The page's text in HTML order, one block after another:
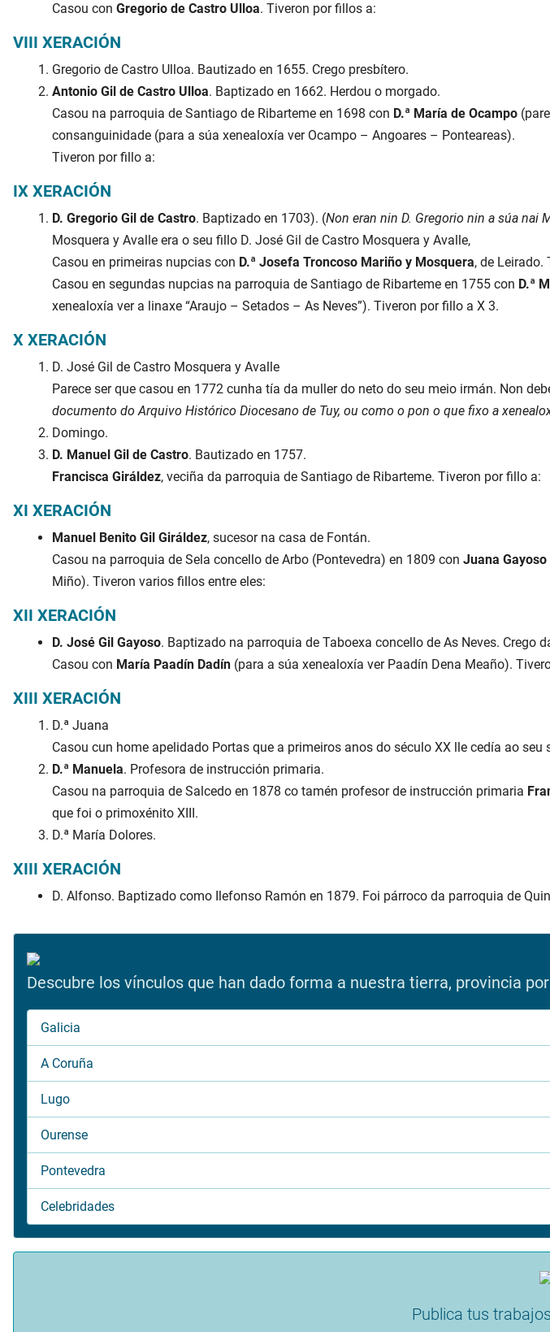
Casou con Gregorio de Castro Ulloa. Tiveron por fillos a:
VIII XERACIÓN
Gregorio de Castro Ulloa. Bautizado en 1655. Crego presbítero.
Antonio Gil de Castro Ulloa. Baptizado en 1662. Herdou o morgado.
Casou na parroquia de Santiago de Ribarteme en 1698 con D.ª María de Ocampo
consanguinidade (para a súa xenealoxía ver Ocampo – Angoares – Ponteareas).
Tiveron por fillo a:
IX XERACIÓN
D. Gregorio Gil de Castro. Baptizado en 1703). (Non eran nin D. Gregorio nin a súa nai
Mosquera y Avalle era o seu fillo D. José Gil de Castro Mosquera y Avalle,
Casou en primeiras nupcias con D.ª Josefa Troncoso Mariño y Mosquera, de Leirado.
Casou en segundas nupcias na parroquia de Santiago de Ribarteme en 1755 con D.ª
xenealoxía ver a linaxe “Araujo – Setados – As Neves”). Tiveron por fillo a X 3.
X XERACIÓN
D. José Gil de Castro Mosquera y Avalle
Parece ser que casou en 1772 cunha tía da muller do neto do seu meio irmán. Non
documento do Arquivo Histórico Diocesano de Tuy, ou como o pon o que fixo a
Domingo.
D. Manuel Gil de Castro. Bautizado en 1757.
Francisca Giráldez, veciña da parroquia de Santiago de Ribarteme. Tiveron por fillo a:
XI XERACIÓN
Manuel Benito Gil Giráldez, sucesor na casa de Fontán.
Casou na parroquia de Sela concello de Arbo (Pontevedra) en 1809 con Juana Gayoso
Miño). Tiveron varios fillos entre eles:
XII XERACIÓN
D. José Gil Gayoso. Baptizado na parroquia de Taboexa concello de As Neves. Crego
Casou con María Paadín Dadín (para a súa xenealoxía ver Paadín Dena Meaño).
XIII XERACIÓN
D.ª Juana
Casou cun home apelidado Portas que a primeiros anos do século XX lle cedía ao
D.ª Manuela. Profesora de instrucción primaria.
Casou na parroquia de Salcedo en 1878 co tamén profesor de instrucción primaria
que foi o primoxénito XIII.
D.ª María Dolores.
XIII XERACIÓN
D. Alfonso. Baptizado como Ilefonso Ramón en 1879. Foi párroco da parroquia de
Descubre los vínculos que han dado forma a nuestra tierra, provincia
Galicia
A Coruña
Lugo
Ourense
Pontevedra
Celebridades
Publica tus